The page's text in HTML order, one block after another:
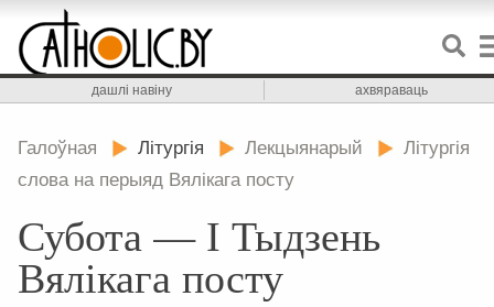
дашлі навіну ахвяраваць
Галоўная Літургія Лекцыянарый
Літургія
слова на перыяд Вялікага посту
Субота — І Тыдзень
Вялікага посту